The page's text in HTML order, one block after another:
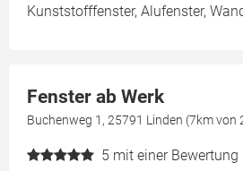
Kunststofffenster, Alufenster,
Fenster ab Werk
Buchenweg 1, 25791 Linden (7km von
5 mit einer Bewertung